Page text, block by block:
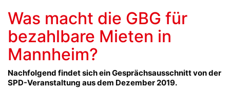
Was macht die GBG für
bezahlbare Mieten in
Mannheim?
Nachfolgend findet sich ein Gesprächsausschnitt von der
SPD-Veranstaltung aus dem Dezember 2019.